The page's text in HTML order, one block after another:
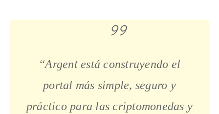
“Argent está construyendo el
portal más simple, seguro y
práctico para las criptomonedas y